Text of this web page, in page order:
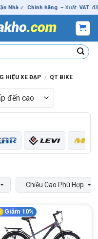
✓ Chính hãng – Xuất VAT đầy đủ
HIỆU XE ĐẠP / QT BIKE
Chiều Cao Phù Hợp
Giảm 10%